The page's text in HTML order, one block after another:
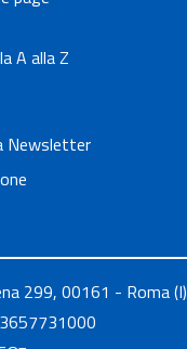
A alla Z
Newsletter
299, 00161 - Roma (I)